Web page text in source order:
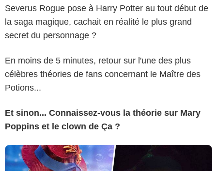
Severus Rogue pose à Harry Potter au tout début de
la saga magique, cachait en réalité le plus grand
secret du personnage ?
En moins de 5 minutes, retour sur l'une des plus
célèbres théories de fans concernant le Maître des
Potions...
Et sinon... Connaissez-vous la théorie sur Mary
Poppins et le clown de Ça ?